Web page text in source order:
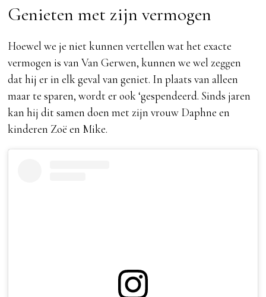
Genieten met zijn vermogen
Hoewel we je niet kunnen vertellen wat het exacte
vermogen is van Van Gerwen, kunnen we wel zeggen
dat hij er in elk geval van geniet. In plaats van alleen
maar te sparen, wordt er ook ‘gespendeerd. Sinds jaren
kan hij dit samen doen met zijn vrouw Daphne en
kinderen Zoë en Mike.